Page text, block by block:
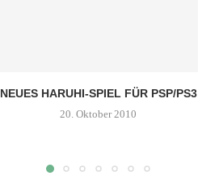
NEUES HARUHI-SPIEL FÜR PSP/PS3
20. Oktober 2010